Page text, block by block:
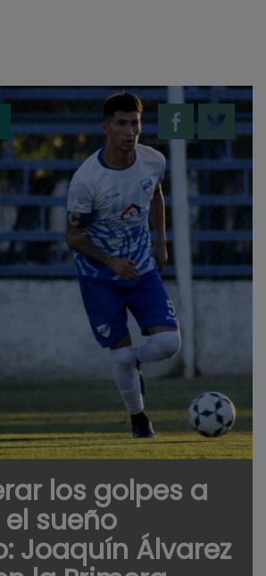
los golpes a
sueño
Joaquín Álvarez